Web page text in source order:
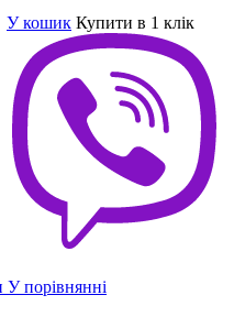
У кошик Купити в 1 клік
У порівнянні